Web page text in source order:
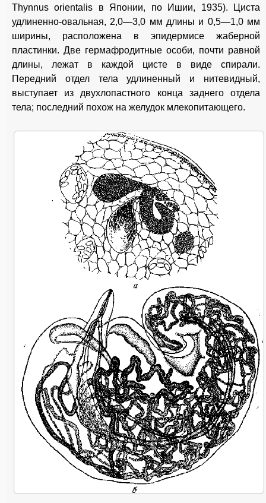
Thynnus orientalis в Японии, по Ишии, 1935). Циста
удлиненно-овальная, 2,0—3,0 мм длины и 0,5—1,0 мм
ширины, расположена в эпидермисе жаберной
пластинки. Две гермафродитные особи, почти равной
длины, лежат в каждой цисте в виде спирали.
Передний отдел тела удлиненный и нитевидный,
выступает из двухлопастного конца заднего отдела
тела; последний похож на желудок млекопитающего.